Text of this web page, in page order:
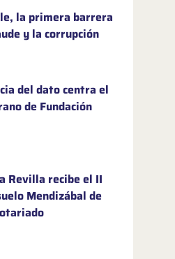
la primera barrera
y la corrupción
del dato centra el
de Fundación
Revilla recibe el II
Mendizábal de